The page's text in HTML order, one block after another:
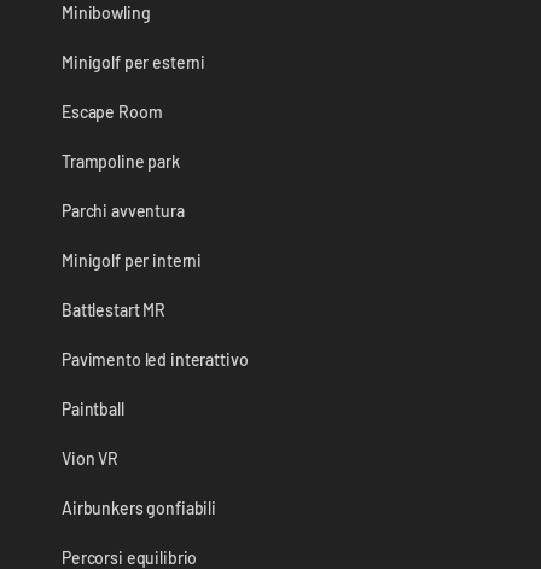
Minibowling
Minigolf per esterni
Escape Room
Trampoline park
Parchi avventura
Minigolf per interni
Battlestart MR
Pavimento led interattivo
Paintball
Vion VR
Airbunkers gonfiabili
Percorsi equilibrio